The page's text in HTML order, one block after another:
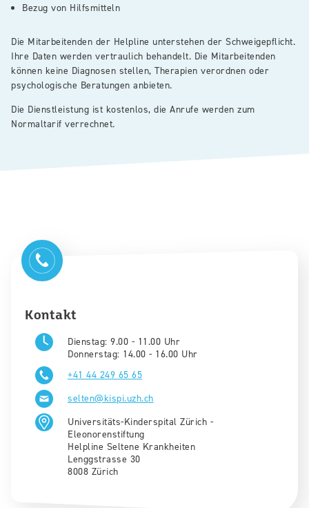
Bezug von Hilfsmitteln
Die Mitarbeitenden der Helpline unterstehen der Schweigepflicht.
Ihre Daten werden vertraulich behandelt. Die Mitarbeitenden
können keine Diagnosen stellen, Therapien verordnen oder
psychologische Beratungen anbieten.
Die Dienstleistung ist kostenlos, die Anrufe werden zum
Normaltarif verrechnet.
Kontakt
Dienstag: ​9.00 - 11.00 Uhr​
Donnerstag: 14.00 - 16.00 Uhr
+41 44 249 65 65
selten@kispi.uzh.ch
Universitäts-Kinderspital Zürich -
Eleonorenstiftung
Helpline Seltene Krankheiten
Lenggstrasse 30
8008 Zürich